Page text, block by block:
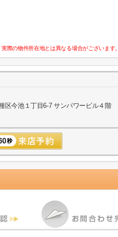
際の物件所在地とは異なる場合がございます。
区今池１丁目6-7 サンパワービル４階